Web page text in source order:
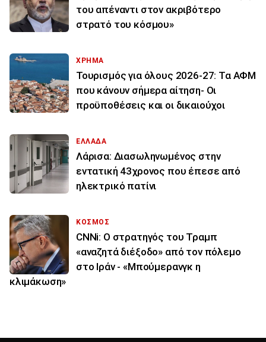
του απέναντι στον ακριβότερο
στρατό του κόσμου»
ΧΡΗΜΑ
Τουρισμός για όλους 2026-27: Τα ΑΦΜ
που κάνουν σήμερα αίτηση- Οι
προϋποθέσεις και οι δικαιούχοι
ΕΛΛΑΔΑ
Λάρισα: Διασωληνωμένος στην
εντατική 43χρονος που έπεσε από
ηλεκτρικό πατίνι
ΚΟΣΜΟΣ
CNNi: Ο στρατηγός του Τραμπ
«αναζητά διέξοδο» από τον πόλεμο
στο Ιράν - «Μπούμερανγκ η
κλιμάκωση»